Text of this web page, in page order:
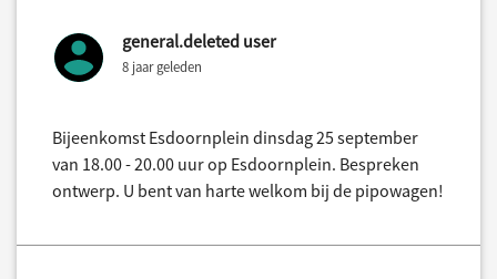
general.deleted user
8 jaar geleden
Bijeenkomst Esdoornplein dinsdag 25 september
van 18.00 - 20.00 uur op Esdoornplein. Bespreken
ontwerp. U bent van harte welkom bij de pipowagen!